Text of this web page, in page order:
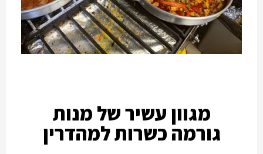
מגוון עשיר של מנות
גורמה כשרות למהדרין